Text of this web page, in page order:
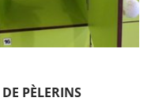
PÈLERINS